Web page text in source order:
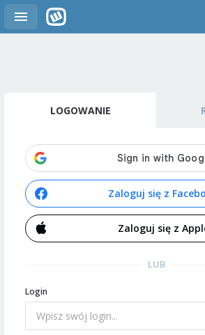
LOGOWANIE
Zaloguj się z
Zaloguj się z
LUB
Login